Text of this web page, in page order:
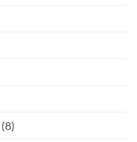
(8)